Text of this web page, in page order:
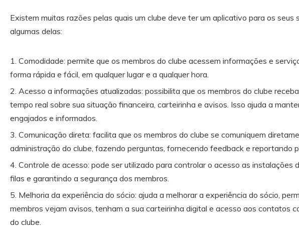
Existem muitas razões pelas quais um clube deve ter um aplicativo para os seus
algumas delas:
Comodidade: permite que os membros do clube acessem informações e
forma rápida e fácil, em qualquer lugar e a qualquer hora.
Acesso a informações atualizadas: possibilita que os membros do clube
tempo real sobre sua situação financeira, carteirinha e avisos. Isso ajuda a
engajados e informados.
Comunicação direta: facilita que os membros do clube se comuniquem
administração do clube, fazendo perguntas, fornecendo feedback e reportando
Controle de acesso: pode ser utilizado para controlar o acesso as instalações
filas e garantindo a segurança dos membros.
Melhoria da experiência do sócio: ajuda a melhorar a experiência do sócio,
membros vejam avisos, tenham a sua carteirinha digital e acesso aos contatos
do clube.